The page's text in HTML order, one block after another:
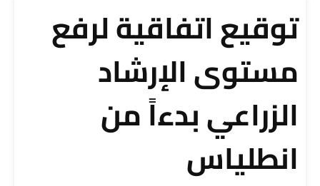
توقيع اتفاقية لرفع
مستوى الإرشاد
الزراعي بدءاً من
انطلياس